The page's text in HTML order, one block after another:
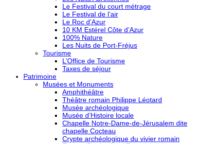
Le Festival du court métrage
Le Festival de l’air
Le Roc d’Azur
10 KM Estérel Côte d’Azur
100% Nature
Les Nuits de Port-Fréjus
Tourisme
L’Office de Tourisme
Taxes de séjour
Patrimoine
Musées et Monuments
Amphithéâtre
Théâtre romain Philippe Léotard
Musée archéologique
Musée d’Histoire locale
Chapelle Notre-Dame-de-Jérusalem dite
chapelle Cocteau
Crypte archéologique du vivier romain